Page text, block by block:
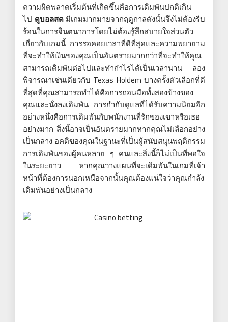
ความผิดพลาดเริ่มต้นที่เกิดขึ้นคือการเดิมพันปกติเกิน
ไป ดูบอลสดมีเกมมากมายจากฤดูกาลดังนั้นจึงไม่ต้องรีบ
ร้อนในการจินตนาการโดยไม่ต้องรู้สึกสบายใจส่วนตัว
เกี่ยวกับเกมนี้ การรอคอยเวลาที่ดีที่สุดและความพยายาม
ที่จะทำให้เงินของคุณเป็นอันตรายมากกว่าที่จะทำให้คุณ
สามารถเดิมพันต่อไปและทำกำไรได้เป็นเวลานาน ลอง
พิจารณาเช่นเดียวกับ Texas Holdem บางครั้งตัวเลือกที่ดี
ที่สุดที่คุณสามารถทำได้คือการถอนมือทั้งสองข้างของ
คุณและนั่งลงเดิมพัน การกำกับดูแลที่ได้รับความนิยมอีก
อย่างหนึ่งคือการเดิมพันกับพนักงานที่รักของเขาหรือเธอ
อย่างมาก สิ่งนี้อาจเป็นอันตรายมากหากคุณไม่เลือกอย่าง
เป็นกลาง อคติของคุณในฐานะที่เป็นผู้สนับสนุนพฤติกรรม
การเดิมพันของผู้คนหลาย ๆ คนและสิ่งนี้ก็ไม่เป็นที่พอใจ
ในระยะยาว หากคุณวางแผนที่จะเดิมพันในเกมที่เจ้า
หน้าที่ต้องการนอกเหนือจากนั้นคุณต้องแน่ใจว่าคุณกำลัง
เดิมพันอย่างเป็นกลาง